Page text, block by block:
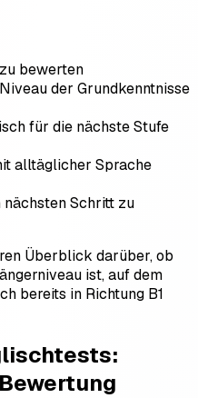
bewerten
der Grundkenntnisse
für die nächste Stufe
alltäglicher Sprache
nächsten Schritt zu
Überblick darüber, ob
ist, auf dem
bereits in Richtung B1